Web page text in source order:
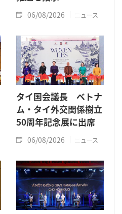
06/08/2026 ニュース
タイ国会議長 ベトナ
ム・タイ外交関係樹立
50周年記念展に出席
06/08/2026 ニュース